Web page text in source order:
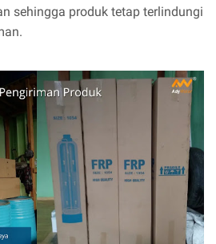
sehingga produk tetap terlindungi